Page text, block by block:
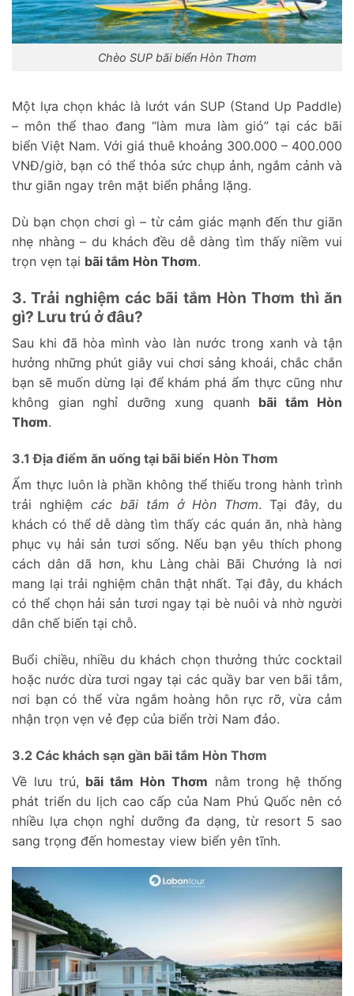
Chèo SUP bãi biển Hòn Thơm
Một lựa chọn khác là lướt ván SUP (Stand Up Paddle)
– môn thể thao đang “làm mưa làm gió” tại các bãi
biển Việt Nam. Với giá thuê khoảng 300.000 – 400.000
VNĐ/giờ, bạn có thể thỏa sức chụp ảnh, ngắm cảnh và
thư giãn ngay trên mặt biển phẳng lặng.
Dù bạn chọn chơi gì – từ cảm giác mạnh đến thư giãn
nhẹ nhàng – du khách đều dễ dàng tìm thấy niềm vui
trọn vẹn tại bãi tắm Hòn Thơm.
3. Trải nghiệm các bãi tắm Hòn Thơm thì ăn
gì? Lưu trú ở đâu?
Sau khi đã hòa mình vào làn nước trong xanh và tận
hưởng những phút giây vui chơi sảng khoái, chắc chắn
bạn sẽ muốn dừng lại để khám phá ẩm thực cũng như
không gian nghỉ dưỡng xung quanh bãi tắm Hòn
Thơm.
3.1 Địa điểm ăn uống tại bãi biển Hòn Thơm
Ẩm thực luôn là phần không thể thiếu trong hành trình
trải nghiệm các bãi tắm ở Hòn Thơm. Tại đây, du
khách có thể dễ dàng tìm thấy các quán ăn, nhà hàng
phục vụ hải sản tươi sống. Nếu bạn yêu thích phong
cách dân dã hơn, khu Làng chài Bãi Chướng là nơi
mang lại trải nghiệm chân thật nhất. Tại đây, du khách
có thể chọn hải sản tươi ngay tại bè nuôi và nhờ người
dân chế biến tại chỗ.
Buổi chiều, nhiều du khách chọn thưởng thức cocktail
hoặc nước dừa tươi ngay tại các quầy bar ven bãi tắm,
nơi bạn có thể vừa ngắm hoàng hôn rực rỡ, vừa cảm
nhận trọn vẹn vẻ đẹp của biển trời Nam đảo.
3.2 Các khách sạn gần bãi tắm Hòn Thơm
Về lưu trú, bãi tắm Hòn Thơm nằm trong hệ thống
phát triển du lịch cao cấp của Nam Phú Quốc nên có
nhiều lựa chọn nghỉ dưỡng đa dạng, từ resort 5 sao
sang trọng đến homestay view biển yên tĩnh.